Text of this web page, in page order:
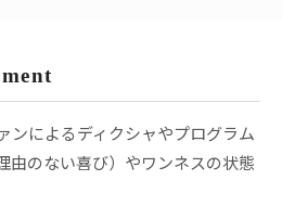
ンによるディクシャやプログラム
由のない喜び）やワンネスの状態